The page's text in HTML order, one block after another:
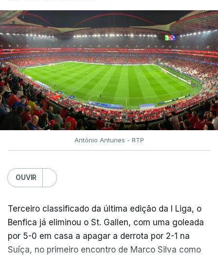
António Antunes - RTP
OUVIR
Terceiro classificado da última edição da I Liga, o
Benfica já eliminou o St. Gallen, com uma goleada
por 5-0 em casa a apagar a derrota por 2-1 na
Suíça, no primeiro encontro de Marco Silva como